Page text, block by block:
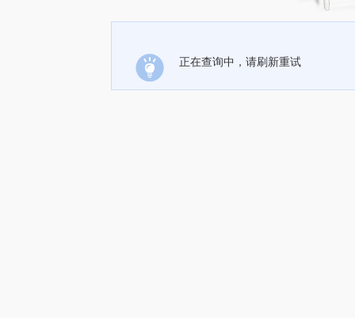
正在查询中，请刷新重试